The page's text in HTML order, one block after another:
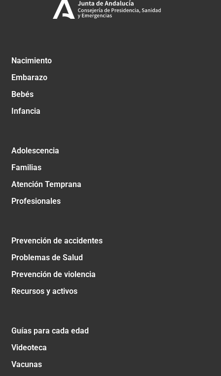
Nacimiento
Embarazo
Bebés
Infancia
Adolescencia
Familias
Atención Temprana
Profesionales
Prevención de accidentes
Problemas de Salud
Prevención de violencia
Recursos y activos
Guías para cada edad
Videoteca
Vacunas